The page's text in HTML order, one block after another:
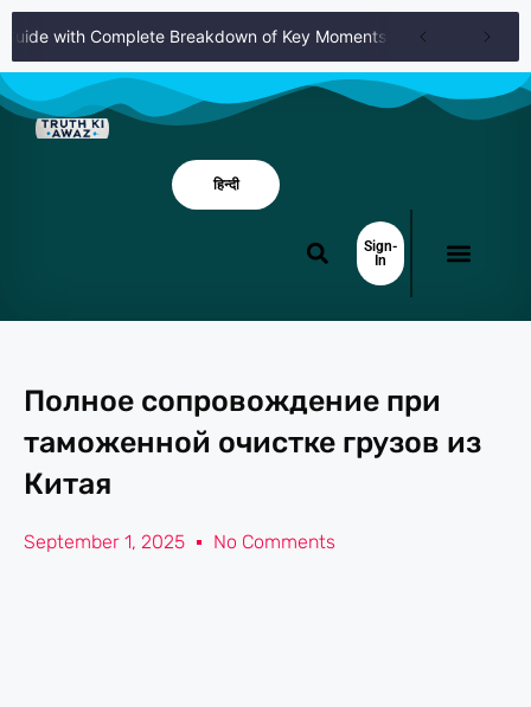
with Complete Breakdown of Key Moments and Themes
हिन्दी
Sign-
In
Полное сопровождение при
таможенной очистке грузов из
Китая
September 1, 2025 No Comments